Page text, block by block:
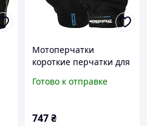
Мотоперчатки
короткие перчатки для
MAD-62 размер M цвет
Готово к отправке
747₴